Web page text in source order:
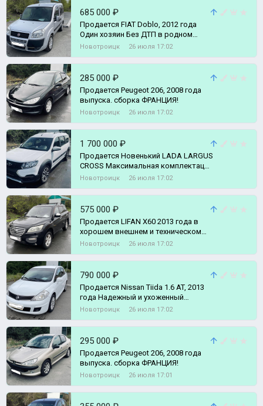
685 000 ₽
Продается FIAT Doblo, 2012 года
Один хозяин Без ДТП в родном
Новотроицк 26 июля 17:02
285 000 ₽
Продается Peugeot 206, 2008 года
выпуска. сборка ФРАНЦИЯ!
Новотроицк 26 июля 17:02
1 700 000 ₽
Прoдается Новенький LАDA LARGUS
СRОSS Maкcимaльнaя комплектация
ENJOY.
Новотроицк 26 июля 17:02
575 000 ₽
Продается LIFAN X60 2013 года в
хорошем внешнем и техническом
состоянии, ходовая перебрана, по
Новотроицк 26 июля 17:02
790 000 ₽
Продается Nissan Tiida 1.6 AT, 2013
года Нaдeжный и ухoжeнный
автомобиль, в отличном cостоянии
Новотроицк 26 июля 17:02
295 000 ₽
Продается Peugeot 206, 2008 года
выпуска. сборка ФРАНЦИЯ!
Новотроицк 26 июля 17:01